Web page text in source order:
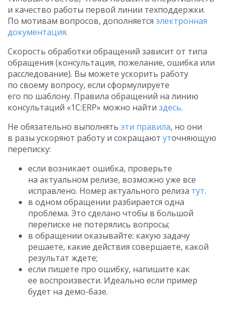
и качество работы первой линии техподдержки.
По мотивам вопросов, дополняется электронная
документация.
Скорость обработки обращений зависит от типа
обращения (консультация, пожелание, ошибка или
расследование). Вы можете ускорить работу
по своему вопросу, если сформулируете
его по шаблону. Правила обращений на линию
консультаций «1С:ERP» можно найти здесь.
Не обязательно выполнять эти правила, но они
в разы ускоряют работу и сокращают уточняющую
переписку:
если возникает ошибка, проверьте
на актуальном релизе, возможно уже все
исправлено. Номер актуального релиза тут.
в одном обращении разбирается одна
проблема. Это сделано чтобы в большой
переписке не потерялись вопросы;
в обращении оказывайте: какую задачу
решаете, какие действия совершаете, какой
результат ждете;
если пишете про ошибку, напишите как
ее воспроизвести. Идеально если пример
будет на демо-базе.